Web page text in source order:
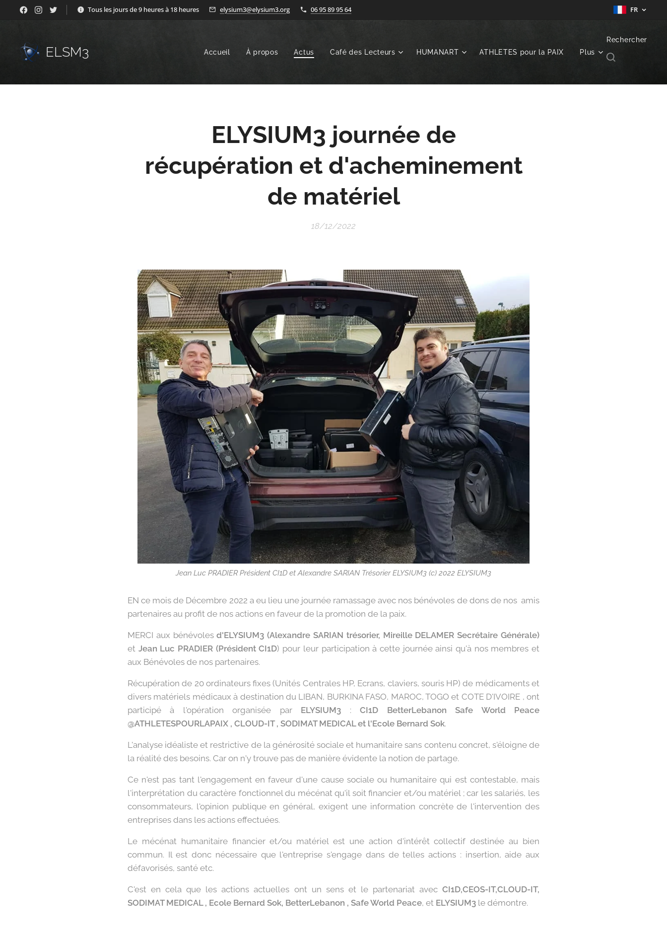
Tous les jours de 9 heures à 18 heures elysium3@elysium3.org 06 95 89 95 64 FR
ELSM3 Accueil À propos Actus Café des Lecteurs HUMANART ATHLETES pour la PAIX Plus
Rechercher
ELYSIUM3 journée de
récupération et d'acheminement
de matériel
18/12/2022
Jean Luc PRADIER Président CI1D et Alexandre SARIAN Trésorier ELYSIUM3 (c) 2022 ELYSIUM3
EN ce mois de Décembre 2022 a eu lieu une journée ramassage avec nos bénévoles de dons de nos amis
partenaires au profit de nos actions en faveur de la promotion de la paix.
MERCI aux bénévolesd'ELYSIUM3 (Alexandre SARIAN trésorier, Mireille DELAMER Secrétaire Générale)
et Jean Luc PRADIER (Président CI1D) pour leur participation à cette journée ainsi qu'à nos membres et
aux Bénévoles de nos partenaires.
Récupération de 20 ordinateurs fixes (Unités Centrales HP, Ecrans, claviers, souris HP) de médicaments et
divers matériels médicaux à destination du LIBAN, BURKINA FASO, MAROC, TOGO et COTE D'IVOIRE , ont
participé à l'opération organisée par ELYSIUM3 :CI1D BetterLebanon Safe World Peace
@ATHLETESPOURLAPAIX , CLOUD-IT , SODIMAT MEDICAL et l'Ecole Bernard Sok.
L'analyse idéaliste et restrictive de la générosité sociale et humanitaire sans contenu concret, s'éloigne de
la réalité des besoins. Car on n'y trouve pas de manière évidente la notion de partage.
Ce n'est pas tant l'engagement en faveur d'une cause sociale ou humanitaire qui est contestable, mais
l'interprétation du caractère fonctionnel du mécénat qu'il soit financier et/ou matériel ; car les salariés, les
consommateurs, l'opinion publique en général, exigent une information concrète de l'intervention des
entreprises dans les actions effectuées.
Le mécénat humanitaire financier et/ou matériel est une action d'intérêt collectif destinée au bien
commun. Il est donc nécessaire que l'entreprise s'engage dans de telles actions : insertion, aide aux
défavorisés, santé etc.
C'est en cela que les actions actuelles ont un sens et le partenariat avec CI1D,CEOS-IT,CLOUD-IT,
SODIMAT MEDICAL , Ecole Bernard Sok, BetterLebanon , Safe World Peace, et ELYSIUM3 le démontre.